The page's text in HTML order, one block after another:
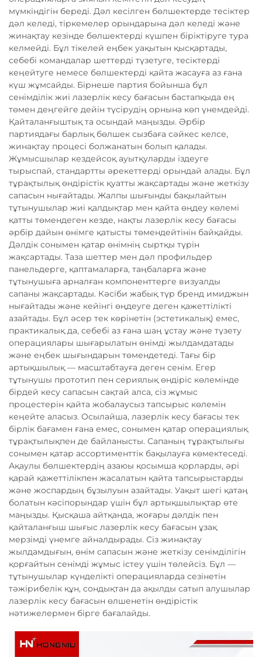
мүмкіндігін береді. Дәл кесілген бөлшектерде тесіктер
дәл келеді, тіркемелер орындарына дәл келеді және
жинақтау кезінде бөлшектерді күшпен біріктіруге тура
келмейді. Бұл тікелей еңбек уақытын қысқартады,
себебі командалар шеттерді түзетуге, тесіктерді
кеңейтуге немесе бөлшектерді қайта жасауға аз ғана
күш жұмсайды. Бірнеше партия бойынша бұл
сенімділік жиі лазерлік кесу бағасын бастапқыда ең
төмен деңгейге дейін түсірудің орнына көп үнемдейді.
Қайталанғыштық та осындай маңызды. Әрбір
партиядағы барлық бөлшек сызбаға сәйкес келсе,
жинақтау процесі болжанатын болып қалады.
Жұмысшылар кездейсоқ ауытқуларды іздеуге
тырыспай, стандартты әрекеттерді орындай алады. Бұл
тұрақтылық өндірістік қуатты жақсартады және жеткізу
сапасын нығайтады. Жалпы шығынды бақылайтын
тұтынушылар жиі қалдықтар мен қайта өңдеу көлемі
қатты төмендеген кезде, нақты лазерлік кесу бағасы
әрбір дайын өнімге қатысты төмендейтінін байқайды.
Дәлдік сонымен қатар өнімнің сыртқы түрін
жақсартады. Таза шеттер мен дәл профильдер
панельдерге, қаптамаларға, таңбаларға және
тұтынушыға арналған компоненттерге визуалды
сапаны жақсартады. Кәсіби жабық түр бренд имиджын
нығайтады және кейінгі өңдеуге деген қажеттілікті
азайтады. Бұл әсер тек көрінетін (эстетикалық) емес,
практикалық да, себебі аз ғана шаң ұстау және түзету
операциялары шығарылатын өнімді жылдамдатады
және еңбек шығындарын төмендетеді. Тағы бір
артықшылық — масштабтауға деген сенім. Егер
тұтынушы прототип пен сериялық өндіріс көлемінде
бірдей кесу сапасын сақтай алса, сіз жұмыс
процестерін қайта жобалаусыз тапсырыс көлемін
кеңейте аласыз. Осылайша, лазерлік кесу бағасы тек
бірлік бағамен ғана емес, сонымен қатар операциялық
тұрақтылықпен де байланысты. Сапаның тұрақтылығы
сонымен қатар ассортименттік бақылауға көмектеседі.
Ақаулы бөлшектердің азаюы қосымша қорларды, әрі
қарай қажеттілікпен жасалатын қайта тапсырыстарды
және жоспардың бұзылуын азайтады. Уақыт шегі қатаң
болатын кәсіпорындар үшін бұл артықшылықтар өте
маңызды. Қысқаша айтқанда, жоғары дәлдік пен
қайталанғыш шығыс лазерлік кесу бағасын ұзақ
мерзімді үнемге айналдырады. Сіз жинақтау
жылдамдығын, өнім сапасын және жеткізу сенімділігін
қорғайтын сенімді жұмыс істеу үшін төлейсіз. Бұл —
тұтынушылар күнделікті операцияларда сезінетін
тәжірибелік құн, сондықтан да ақылды сатып алушылар
лазерлік кесу бағасын өлшенетін өндірістік
нәтижелермен бірге бағалайды.